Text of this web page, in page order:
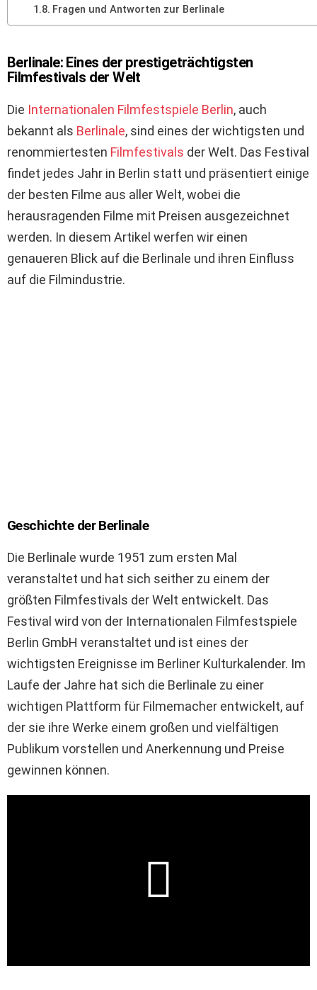
Fragen und Antworten zur Berlinale
Berlinale: Eines der prestigeträchtigsten
Filmfestivals der Welt
Die Internationalen Filmfestspiele Berlin, auch
bekannt als Berlinale, sind eines der wichtigsten und
renommiertesten Filmfestivals der Welt. Das Festival
findet jedes Jahr in Berlin statt und präsentiert einige
der besten Filme aus aller Welt, wobei die
herausragenden Filme mit Preisen ausgezeichnet
werden. In diesem Artikel werfen wir einen
genaueren Blick auf die Berlinale und ihren Einfluss
auf die Filmindustrie.
Geschichte der Berlinale
Die Berlinale wurde 1951 zum ersten Mal
veranstaltet und hat sich seither zu einem der
größten Filmfestivals der Welt entwickelt. Das
Festival wird von der Internationalen Filmfestspiele
Berlin GmbH veranstaltet und ist eines der
wichtigsten Ereignisse im Berliner Kulturkalender. Im
Laufe der Jahre hat sich die Berlinale zu einer
wichtigen Plattform für Filmemacher entwickelt, auf
der sie ihre Werke einem großen und vielfältigen
Publikum vorstellen und Anerkennung und Preise
gewinnen können.